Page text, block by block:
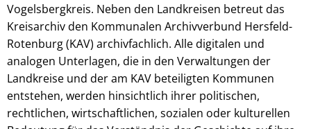
Vogelsbergkreis. Neben den Landkreisen betreut das
Kreisarchiv den Kommunalen Archivverbund Hersfeld-
Rotenburg (KAV) archivfachlich. Alle digitalen und
analogen Unterlagen, die in den Verwaltungen der
Landkreise und der am KAV beteiligten Kommunen
entstehen, werden hinsichtlich ihrer politischen,
rechtlichen, wirtschaftlichen, sozialen oder kulturellen